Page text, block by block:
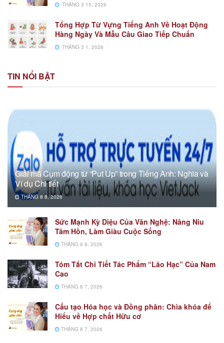
THÁNG 3 15, 2026
Tổng Hợp Từ Vựng Tiếng Anh Về Hoạt Động
Hàng Ngày Và Mẫu Câu Giao Tiếp Chuẩn
THÁNG 3 1, 2026
TIN NỔI BẬT
Giải mã Cụm động từ “Put Up” trong Tiếng Anh: Nghĩa và
Ví dụ Chi tiết
THÁNG 8 8, 2026
Sức Mạnh Kỳ Diệu Của Văn Nghệ: Nâng Niu
Tâm Hồn, Làm Giàu Cuộc Sống
THÁNG 8 8, 2026
Tóm Tắt Chi Tiết Tác Phẩm “Lão Hạc” Của Nam
Cao
THÁNG 8 7, 2026
Cấu tạo Hóa học và Đồng phân: Chìa khóa để
Hiểu về Hợp chất Hữu cơ
THÁNG 8 7, 2026